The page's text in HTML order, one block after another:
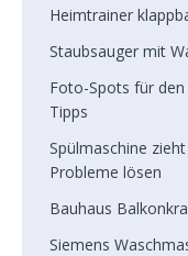
Heimtrainer
Staubsauger mit
Foto-Spots für
Tipps
Spülmaschine
Probleme lösen
Bauhaus
Siemens